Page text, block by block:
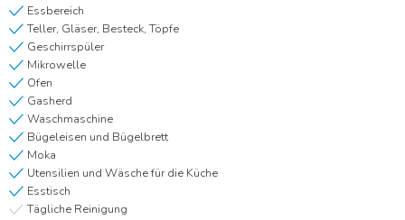
Essbereich
Teller, Gläser, Besteck, Töpfe
Geschirrspüler
Mikrowelle
Ofen
Gasherd
Waschmaschine
Bügeleisen und Bügelbrett
Moka
Utensilien und Wäsche für die Küche
Esstisch
Tägliche Reinigung